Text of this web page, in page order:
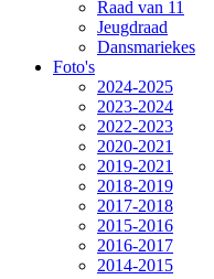
Raad van 11
Jeugdraad
Dansmariekes
Foto's
2024-2025
2023-2024
2022-2023
2020-2021
2019-2021
2018-2019
2017-2018
2015-2016
2016-2017
2014-2015